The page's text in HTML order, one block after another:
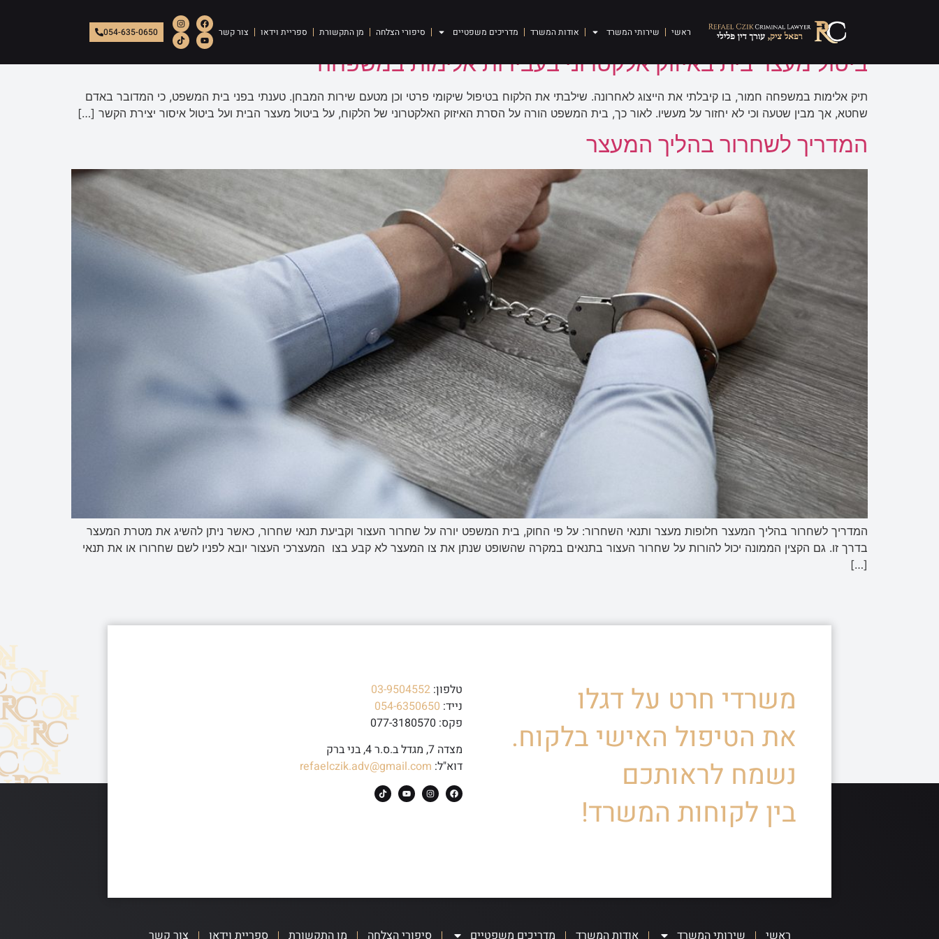
ראשי שירותי המשרד אודות המשרד מדריכים משפטיים סיפורי הצלחה מן התקשורת ספריית וידאו צור קשר 054-635-0650 תגית:מעצר בית בפיקוח אלקטרוני
ביטול מעצר בית באיזוק אלקטרוני בעבירות אלימות במשפחה
תיק אלימות במשפחה חמור, בו קיבלתי את הייצוג לאחרונה. שילבתי את הלקוח בטיפול שיקומי פרטי וכן מטעם שירות המבחן. טענתי בפני בית המשפט, כי המדובר באדם
שחטא, אך מבין שטעה וכי לא יחזור על מעשיו. לאור כך, בית המשפט הורה על הסרת האיזוק האלקטרוני של הלקוח, על ביטול מעצר הבית ועל ביטול איסור יצירת הקשר […]
המדריך לשחרור בהליך המעצר
המדריך לשחרור בהליך המעצר חלופות מעצר ותנאי השחרור: על פי החוק, בית המשפט יורה על שחרור העצור וקביעת תנאי שחרור, כאשר ניתן להשיג את מטרת המעצר
בדרך זו. גם הקצין הממונה יכול להורות על שחרור העצור בתנאים במקרה שהשופט שנתן את צו המעצר לא קבע בצו המעצרכי העצור יובא לפניו לשם שחרורו או את תנאי
[…]
משרדי חרט על דגלו
את הטיפול האישי בלקוח.
נשמח לראותכם
בין לקוחות המשרד!
טלפון: 03-9504552
נייד: 054-6350650
פקס: 077-3180570
מצדה 7, מגדל ב.ס.ר 4, בני ברק
דוא"ל: refaelczik.adv@gmail.com
ראשי שירותי המשרד אודות המשרד מדריכים משפטיים סיפורי הצלחה מן התקשורת ספריית וידאו צור קשר